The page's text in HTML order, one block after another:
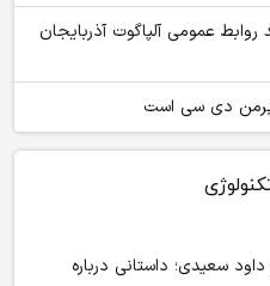
سعیدی؛ داستانی درباره
عمومی آلپاگوت آذربایجان
دی سی است